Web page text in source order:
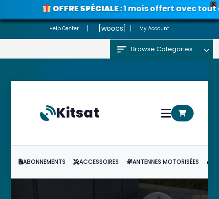
X
OFFRE SPÉCIALE: 1 mois offert avec tout
Voir les promos
Help Center [woocs] My Account
Browse Categories
Kitsat
ABONNEMENTS ACCESSOIRES ANTENNES MOTORISÉES